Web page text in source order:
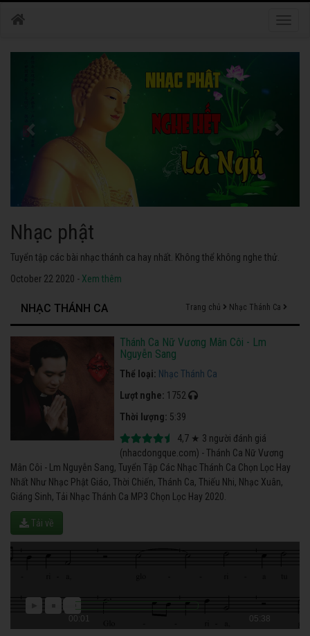
Nhạc phật
Tuyển tập các bài nhạc thánh ca hay nhất. Không thể không nghe thử.
October 22 2020 - Xem thêm
NHẠC THÁNH CA Trang chủ Nhạc Thánh Ca
Thánh Ca Nữ Vương Mân Côi - Lm
Nguyễn Sang
Thể loại: Nhạc Thánh Ca
Lượt nghe: 1752
Thời lượng: 5:39
4,7 ★ 3 người đánh giá
(nhacdongque.com) - Thánh Ca Nữ Vương
Mân Côi - Lm Nguyễn Sang, Tuyển Tập Các Nhạc Thánh Ca Chọn Lọc Hay
Nhất Như Nhạc Phật Giáo, Thời Chiến, Thánh Ca, Thiếu Nhi, Nhạc Xuân,
Giáng Sinh, Tải Nhạc Thánh Ca MP3 Chọn Lọc Hay 2020.
Tải về
00:01 05:38